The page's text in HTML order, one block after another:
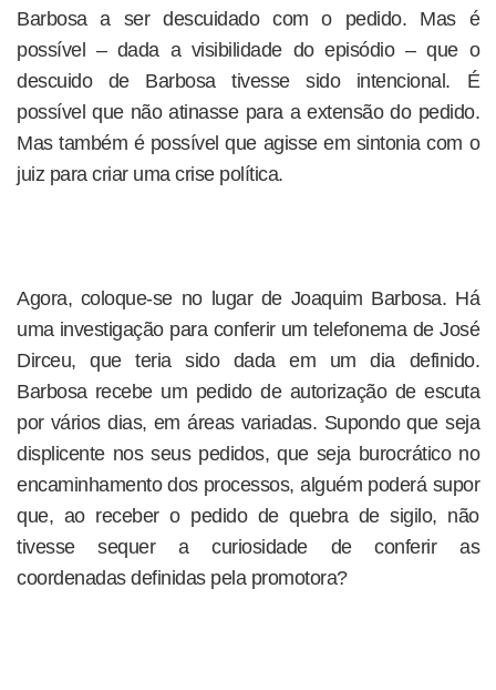
Barbosa a ser descuidado com o pedido. Mas é
possível – dada a visibilidade do episódio – que o
descuido de Barbosa tivesse sido intencional. É
possível que não atinasse para a extensão do pedido.
Mas também é possível que agisse em sintonia com o
juiz para criar uma crise política.
Agora, coloque-se no lugar de Joaquim Barbosa. Há
uma investigação para conferir um telefonema de José
Dirceu, que teria sido dada em um dia definido.
Barbosa recebe um pedido de autorização de escuta
por vários dias, em áreas variadas. Supondo que seja
displicente nos seus pedidos, que seja burocrático no
encaminhamento dos processos, alguém poderá supor
que, ao receber o pedido de quebra de sigilo, não
tivesse sequer a curiosidade de conferir as
coordenadas definidas pela promotora?